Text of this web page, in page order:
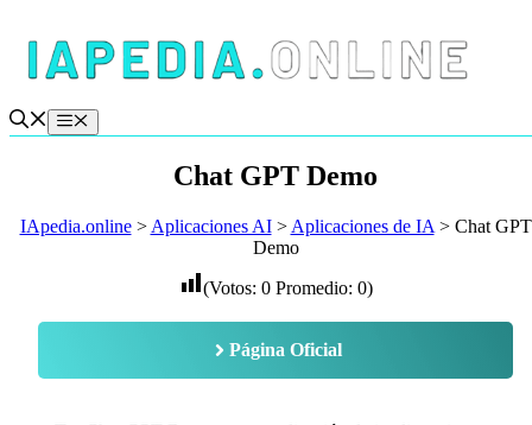
contenido
Menú
Chat GPT Demo
IApedia.online> Aplicaciones AI> Aplicaciones de IA > Chat GPT
Demo
(Votos: 0Promedio: 0)
Página Oficial